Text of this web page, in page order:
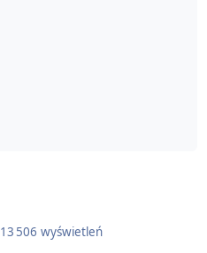
13 506 wyświetleń